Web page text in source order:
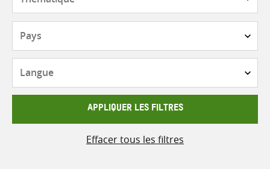
APPLIQUER LES FILTRES
Effacer tous les filtres